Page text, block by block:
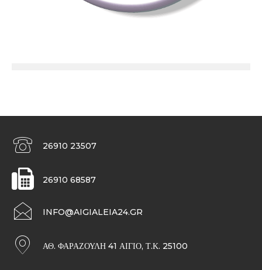
26910 23507
26910 68587
INFO@AIGIALEIA24.GR
ΑΘ. ΦΑΡΑΖΟΥΛΉ 41 ΑΊΓΙΟ, Τ.Κ. 25100